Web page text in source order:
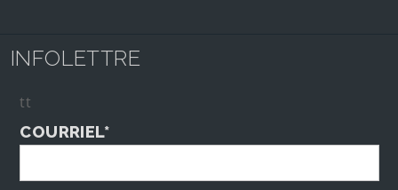
INFOLETTRE
tt
COURRIEL*